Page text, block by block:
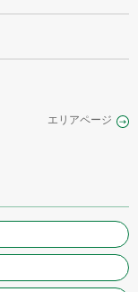
エリアページ